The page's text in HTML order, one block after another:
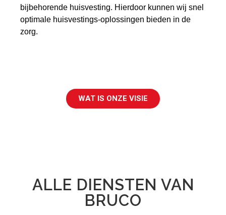
bijbehorende huisvesting. Hierdoor kunnen wij snel
optimale huisvestings-oplossingen bieden in de
zorg.
WAT IS ONZE VISIE
ALLE DIENSTEN VAN
BRUCO